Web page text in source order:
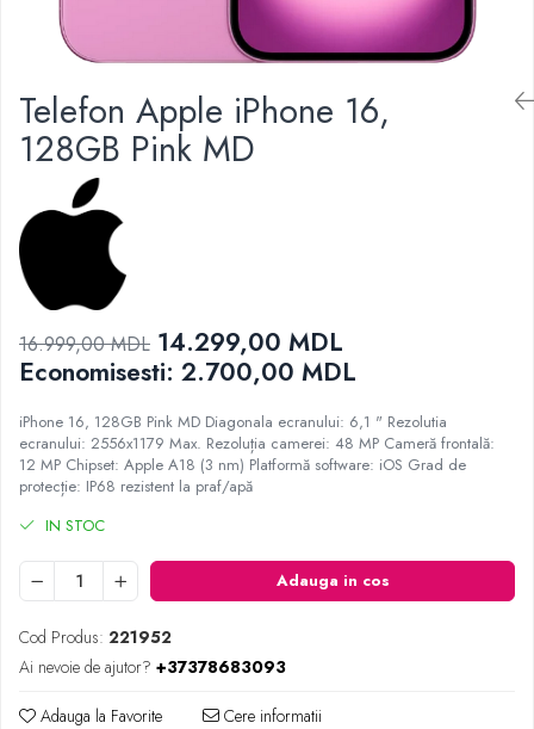
Gratare electrice
Prajitoare de paine
Ingrijire locuinta
Aparat de Spălat Geamuri
Aparate de curatat cu abur
Aspiratoare
Aspiratoare portabile
Aspiratoare robot
Ingrijire Personala
Aparate de tuns
Cantare de podea
Ondulatoare si Placi
Perii de coafat
Periute de dinti electrice si Irigatoare
Ingrijirea hainelor
Aparate de călcat cu aburi
Fiare de călcat
Televizoare
Boxe cu Fir
Boxe Portabile
Boxe Smart
FM Modulatoare
Microfoane
Radio Portabile
Echipamente de retea
Routere Wi-Fi
Gaming
Accesorii si Articole Gaming
Console Gaming
Jocuri Console si PC
Telefon Apple iPhone 16,
128GB Pink MD
16.999,00 MDL 14.299,00 MDL
Economisesti: 2.700,00 MDL
iPhone 16, 128GB Pink MD Diagonala ecranului: 6,1 " Rezolutia
ecranului: 2556x1179 Max. Rezoluția camerei: 48 MP Cameră frontală:
12 MP Chipset: Apple A18 (3 nm) Platformă software: iOS Grad de
protecție: IP68 rezistent la praf/apă
IN STOC
Adauga in cos
Cod Produs: 221952
Ai nevoie de ajutor? +37378683093
Adauga la Favorite Cere informatii